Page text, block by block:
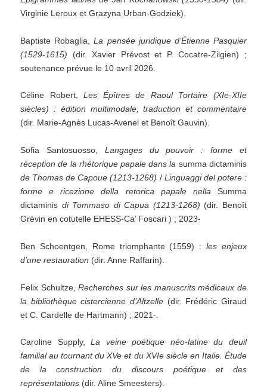
Virginie Leroux et Grazyna Urban-Godziek).
Baptiste Robaglia,La pensée juridique d’Étienne Pasquier
(1529-1615) (dir. Xavier Prévost et P. Cocatre-Zilgien) ;
soutenance prévue le 10 avril 2026.
Céline Robert,Les Épîtres de Raoul Tortaire (XIe-XIIe
siècles) : édition multimodale, traduction et commentaire
(dir. Marie-Agnès Lucas-Avenel et Benoît Gauvin).
Sofia Santosuosso, Langages du pouvoir : forme et
réception de la rhétorique papale dans la summa dictaminis
de Thomas de Capoue (1213-1268) / Linguaggi del potere :
forme e ricezione della retorica papale nellaSumma
dictaminis di Tommaso di Capua (1213-1268) (dir. Benoît
Grévin en cotutelle EHESS-Ca’ Foscari ) ; 2023-
Ben Schoentgen, Rome triomphante (1559) :les enjeux
d’une restauration (dir. Anne Raffarin).
Felix Schultze,Recherches sur les manuscrits médicaux de
la bibliothèque cistercienne d’Altzelle (dir. Frédéric Giraud
et C. Cardelle de Hartmann) ; 2021-.
Caroline Supply,La veine poétique néo-latine du deuil
familial au tournant du XVe et du XVIe siècle en Italie. Étude
de la construction du discours poétique et des
représentations (dir. Aline Smeesters).